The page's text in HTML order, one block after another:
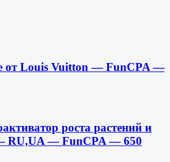
от Louis Vuitton — FunCPA —
роста растений и
RU,UA — FunCPA — 650